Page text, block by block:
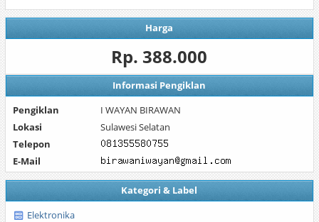
Harga
Rp. 388.000
Informasi Pengiklan
Pengiklan
I WAYAN BIRAWAN
Lokasi
Sulawesi Selatan
Telepon
E-Mail
Kategori & Label
Elektronika